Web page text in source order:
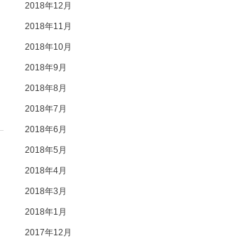
2018年12月
2018年11月
2018年10月
2018年9月
2018年8月
2018年7月
2018年6月
2018年5月
2018年4月
2018年3月
2018年1月
2017年12月